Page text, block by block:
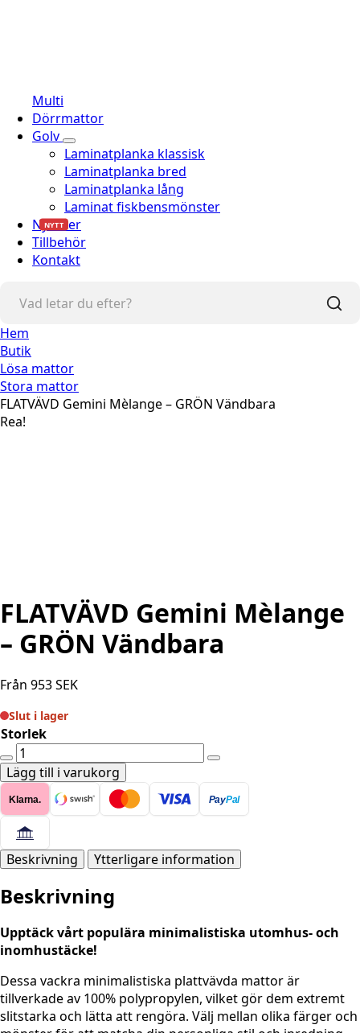
Multi
Dörrmattor
Golv
Laminatplanka klassisk
Laminatplanka bred
Laminatplanka lång
Laminat fiskbensmönster
Nyheter
NYTT
Tillbehör
Kontakt
Hem
Butik
Lösa mattor
Stora mattor
FLATVÄVD Gemini Mèlange – GRÖN Vändbara
Rea!
FLATVÄVD Gemini Mèlange
– GRÖN Vändbara
Från 953SEK
Slut i lager
Storlek
FLATVÄVD
Gemini
Mèlange
GRÖN
Vändbara
mängd
Lägg till i varukorg
Klarna. PayPal
Beskrivning Ytterligare information
Beskrivning
Upptäck vårt populära minimalistiska utomhus- och
inomhustäcke!
Dessa vackra minimalistiska plattvävda mattor är
tillverkade av 100% polypropylen, vilket gör dem extremt
slitstarka och lätta att rengöra. Välj mellan olika färger och